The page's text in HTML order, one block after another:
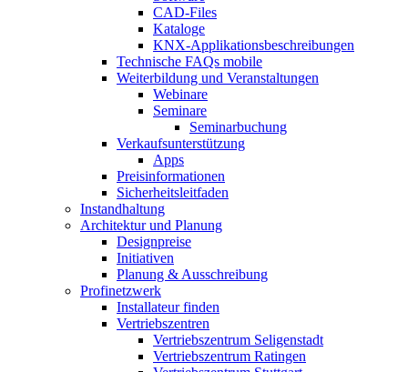
CAD-Files
Kataloge
KNX-Applikationsbeschreibungen
Technische FAQs mobile
Weiterbildung und Veranstaltungen
Webinare
Seminare
Seminarbuchung
Verkaufsunterstützung
Apps
Preisinformationen
Sicherheitsleitfaden
Instandhaltung
Architektur und Planung
Designpreise
Initiativen
Planung & Ausschreibung
Profinetzwerk
Installateur finden
Vertriebszentren
Vertriebszentrum Seligenstadt
Vertriebszentrum Ratingen